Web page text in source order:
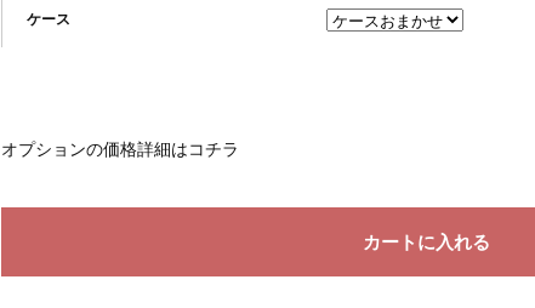
ケース
オプションの価格詳細はコチラ